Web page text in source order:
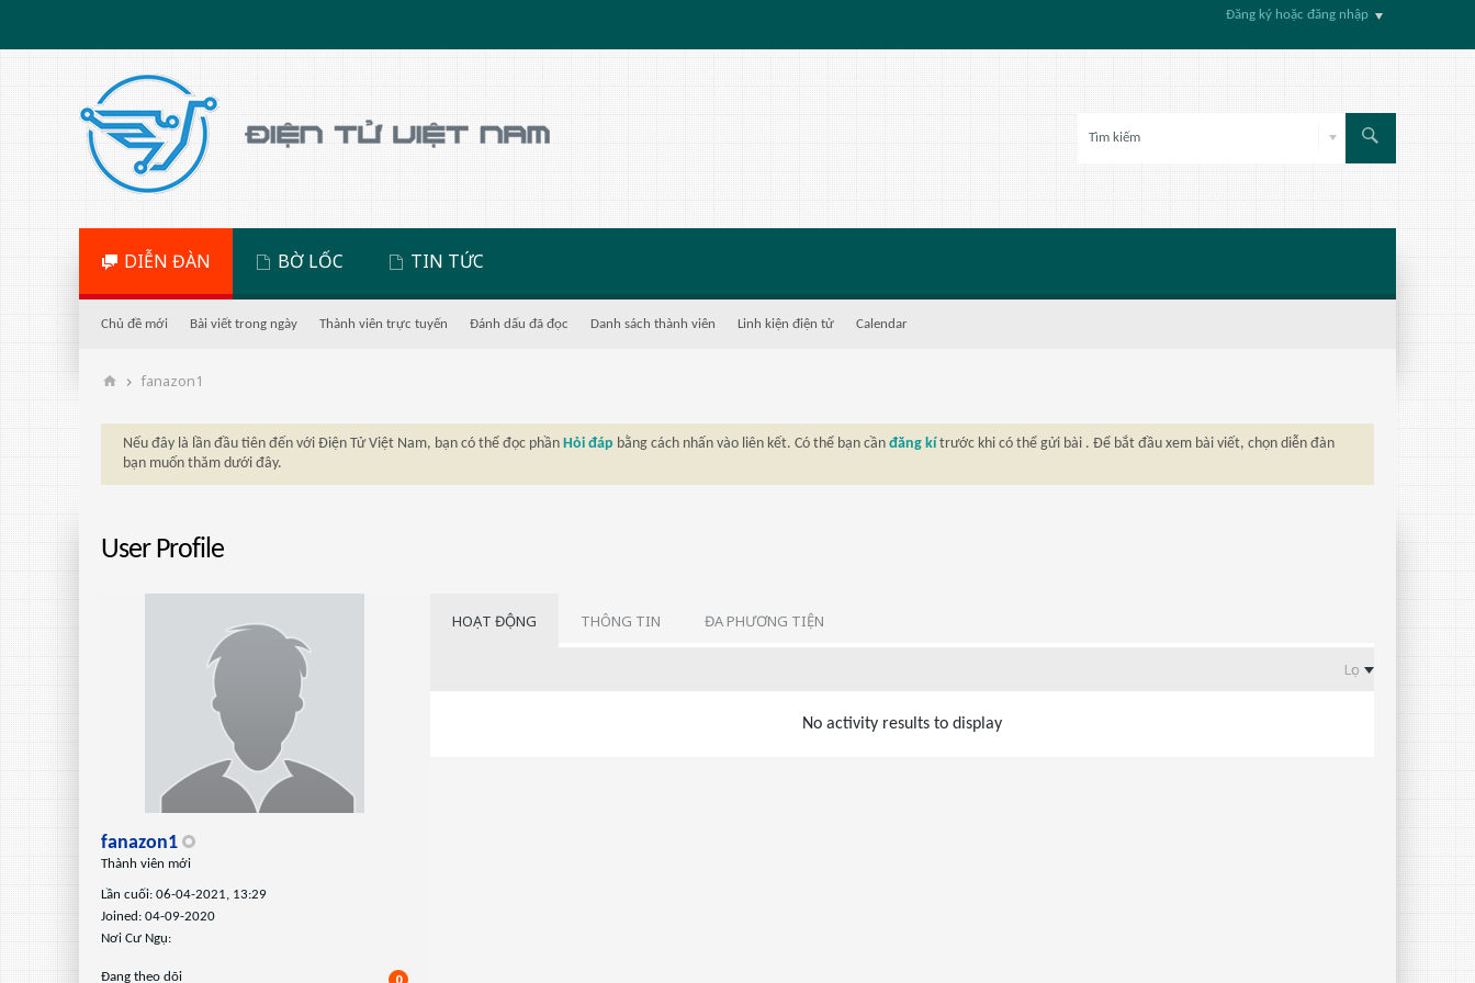
Đăng ký hoặc đăng nhập
DIỄN ĐÀN BỜ LỐC TIN TỨC
Chủ đề mới Bài viết trong ngày Thành viên trực tuyến Đánh dấu đã đọc Danh sách thành viên Linh kiện điện tử Calendar
fanazon1
Nếu đây là lần đầu tiên đến với Điện Tử Việt Nam, bạn có thể đọc phần Hỏi đáp bằng cách nhấn vào liên kết. Có thể bạn cần đăng kí trước khi có thể gửi bài . Để bắt đầu xem bài viết, chọn diễn đàn
bạn muốn thăm dưới đây.
User Profile
fanazon1
Thành viên mới
Lần cuối: 06-04-2021, 13:29
Joined: 04-09-2020
Nơi Cư Ngụ:
Ðang theo dõi 0
HOẠT ĐỘNG THÔNG TIN ĐA PHƯƠNG TIỆN
Lọc
No activity results to display